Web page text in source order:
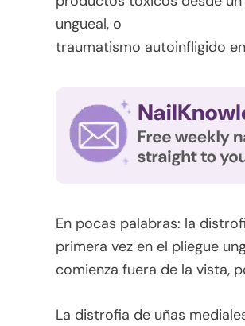
ungueal, o
traumatismo autoinfligido
En pocas palabras: la
primera vez en el pliegue
comienza fuera de la vista,
La distrofia de uñas